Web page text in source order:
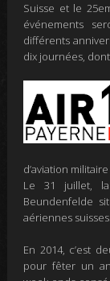
Suisse et le
événements
différents
dix journées,
d’aviation
Le 31 juillet,
Beundenfelde
aériennes suisses.
En 2014, c’est
pour fêter un